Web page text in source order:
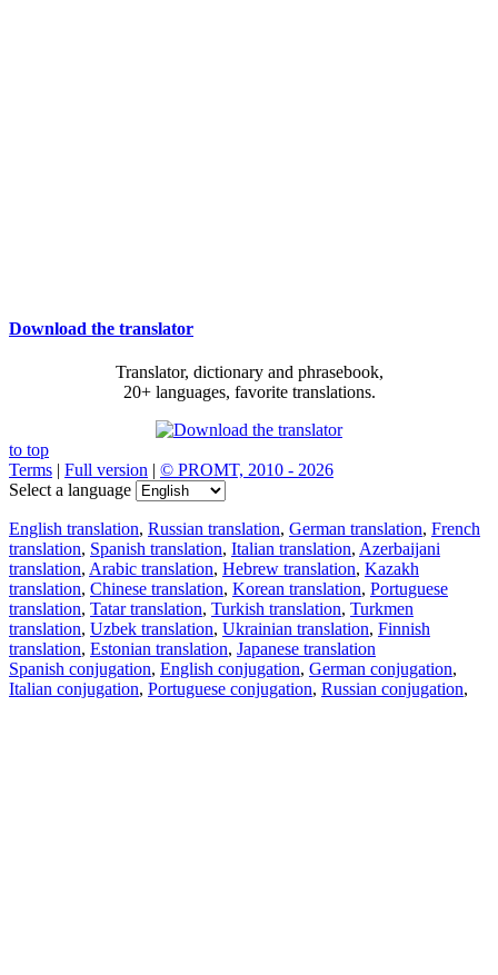
Download the translator
Translator, dictionary and phrasebook,
20+ languages, favorite translations.
to top
Terms | Full version | © PROMT, 2010 - 2026
Select a language
English translation, Russian translation, German translation, French
translation, Spanish translation, Italian translation, Azerbaijani
translation, Arabic translation, Hebrew translation, Kazakh
translation, Chinese translation, Korean translation, Portuguese
translation, Tatar translation, Turkish translation, Turkmen
translation, Uzbek translation, Ukrainian translation, Finnish
translation, Estonian translation, Japanese translation
Spanish conjugation, English conjugation, German conjugation,
Italian conjugation, Portuguese conjugation, Russian conjugation,